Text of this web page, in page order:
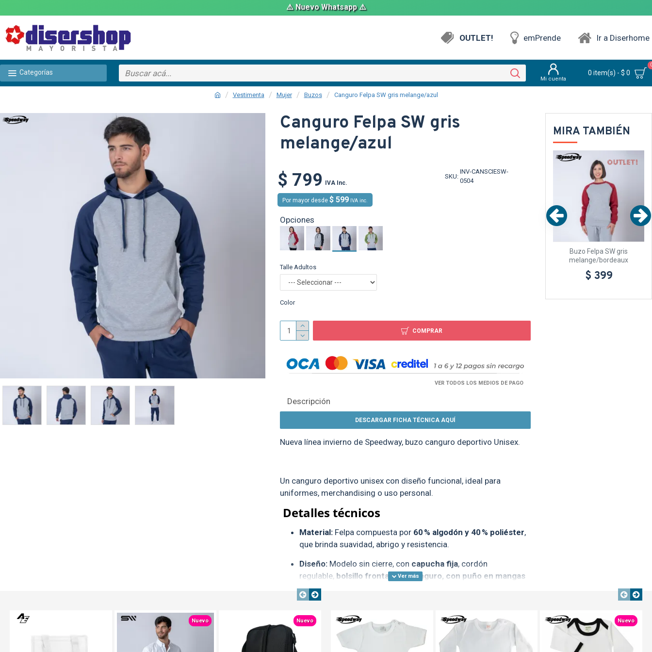
⚠️ Nuevo Whatsapp ⚠️
OUTLET! emPrende Ir a Diserhome
Categorías
Mi cuenta
0 item(s) - $ 0
Vestimenta Mujer Buzos Canguro Felpa SW gris melange/azul
TEXTTRANSPARENTE
Canguro Felpa SW gris
melange/azul
$ 799 IVA Inc.
SKU:
INV-CANSCIESW-
0504
Por mayor desde $ 599 IVA inc.
Opciones
Talle Adultos
Color
COMPRAR
Descripción
DESCARGAR FICHA TÉCNICA AQUÍ
Nueva línea invierno de Speedway, buzo canguro deportivo Unisex.
Un canguro deportivo unisex con diseño funcional, ideal para
uniformes, merchandising o uso personal.
Detalles técnicos
Material: Felpa compuesta por 60 % algodón y 40 % poliéster,
que brinda suavidad, abrigo y resistencia.
Diseño: Modelo sin cierre, con capucha fija, cordón
regulable, bolsillo frontal tipo canguro, con puño en mangas
y cintura.
Gramaje
: 280 g
Presentación
: bolsa individual / caja 25 unidades.
VER TODOS LOS MEDIOS DE PAGO
MIRA TAMBIÉN
Canguro Adulto SW Terry
TEXTTRANSPARENTE
Buzo SW Terry Negro
$ 699
TEXTTRANSPARENTE Nuevo
TEXTTRANSPARENTE Nuevo TEXTTRANSPARENTETEXTTRANSPARENTE
TEXTTRANSPARENTE TEXTTRANSPARENTE Nuevo
TEXTTRANSPARENTE